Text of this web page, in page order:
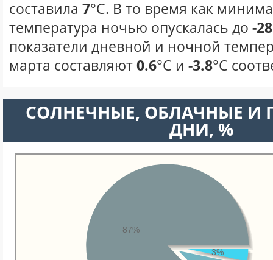
составила 7°С. В то время как
температура ночью опускалась до -28
показатели дневной и ночной
марта составляют0.6°С и -3.8°С
CОЛНЕЧНЫЕ, ОБЛАЧНЫЕ И
ДНИ, %
3%
87%